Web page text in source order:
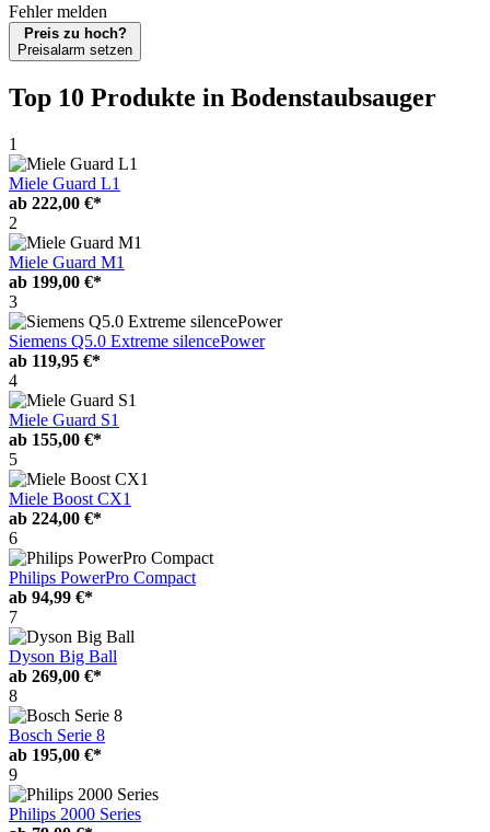
Fehler melden
Preis zu hoch?
Preisalarm setzen
Top 10 Produkte in Bodenstaubsauger
1
Miele Guard L1
ab 222,00 €*
2
Miele Guard M1
ab 199,00 €*
3
Siemens Q5.0 Extreme silencePower
ab 119,95 €*
4
Miele Guard S1
ab 155,00 €*
5
Miele Boost CX1
ab 224,00 €*
6
Philips PowerPro Compact
ab 94,99 €*
7
Dyson Big Ball
ab 269,00 €*
8
Bosch Serie 8
ab 195,00 €*
9
Philips 2000 Series